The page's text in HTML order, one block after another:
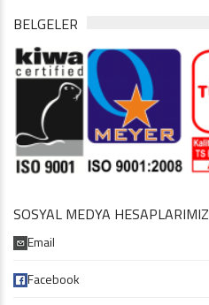
BELGELER
SOSYAL MEDYA HESAPLARIMIZ
Email
Facebook